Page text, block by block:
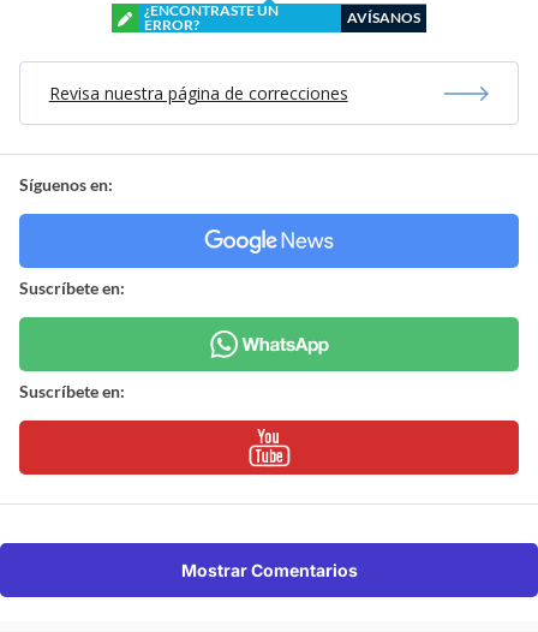
¿ENCONTRASTE UN
ERROR?
AVÍSANOS
Revisa nuestra página de correcciones
Síguenos en:
Suscríbete en:
Suscríbete en:
Mostrar Comentarios